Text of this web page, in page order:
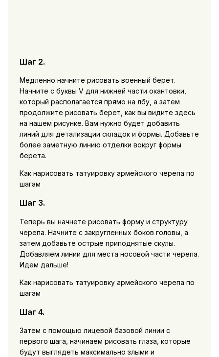
Шаг 2.
Медленно начните рисовать военный берет.
Начните с буквы V для нижней части окантовки,
который располагается прямо на лбу, а затем
продолжите рисовать берет, как вы видите здесь
на нашем рисунке. Вам нужно будет добавить
линий для детализации складок и формы. Добавьте
более заметную линию отделки вокруг формы
берета.
Как нарисовать татуировку армейского черепа по
шагам
Шаг 3.
Теперь вы начнете рисовать форму и структуру
черепа. Начните с закругленных боков головы, а
затем добавьте острые приподнятые скулы.
Добавляем линии для места носовой части черепа.
Идем дальше!
Как нарисовать татуировку армейского черепа по
шагам
Шаг 4.
Затем с помощью лицевой базовой линии с
первого шага, начинаем рисовать глаза, которые
будут выглядеть максимально злыми и